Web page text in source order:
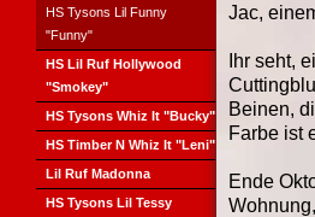
HS Tysons Lil Funny
"Funny"
HS Lil Ruf Hollywood
"Smokey"
HS Tysons Whiz It "Bucky"
HS Timber N Whiz It "Leni"
Lil Ruf Madonna
HS Tysons Lil Tessy
Jac,
Ihr seht,
Beinen,
Farbe ist
Ende